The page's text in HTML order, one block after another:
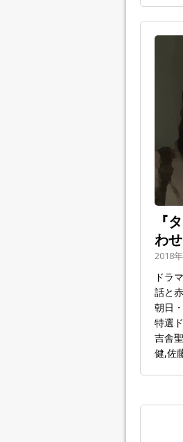
『
わ
2018
ドラ
話と
朝日
特選
吉舎
健,佐